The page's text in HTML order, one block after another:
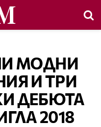
МОДНИ
И ТРИ
ДЕБЮТА
2018